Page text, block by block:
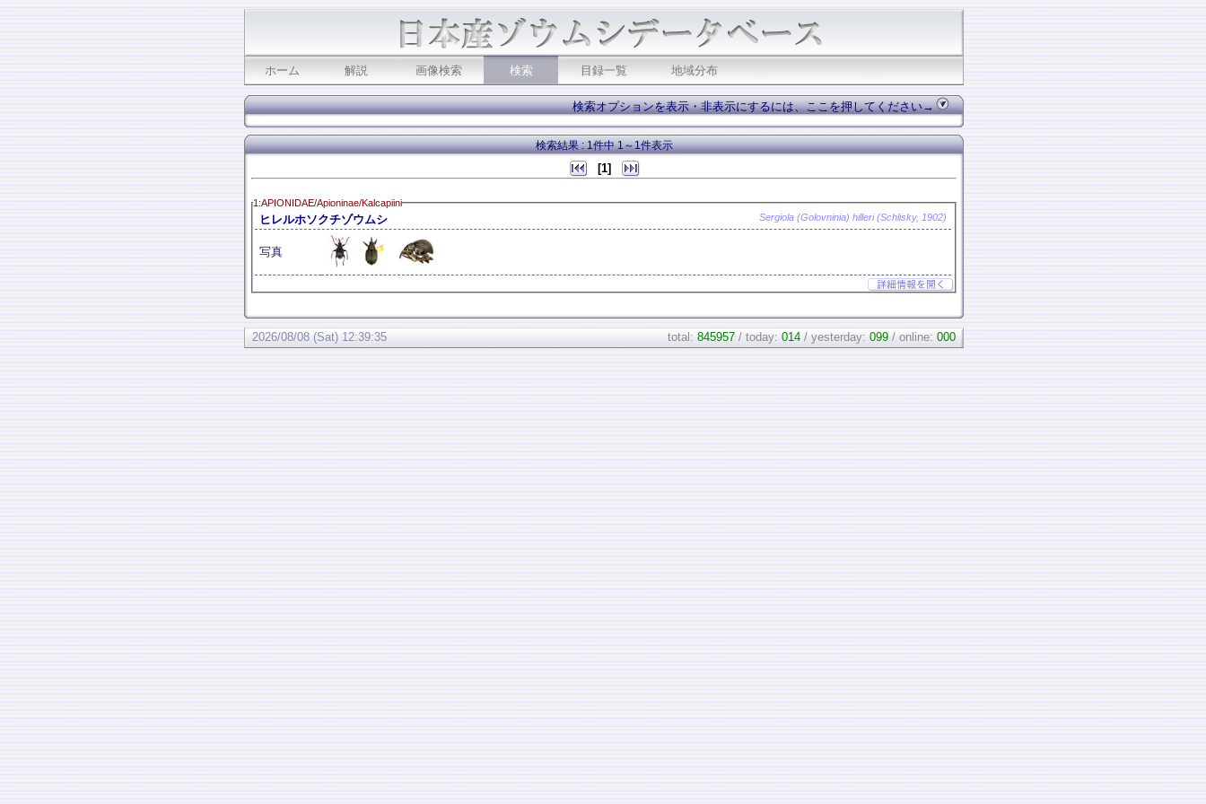
ホーム 解説 画像検索 検索 目録一覧 地域分布
検索オプションを表示・非表示にするには、ここを押してください→
検索結果 : 1件中 1～1件表示
[1]
1:APIONIDAE/Apioninae/Kalcapiini
ヒレルホソクチゾウムシ Sergiola (Golovninia) hilleri (Schlisky, 1902)
写真
2026/08/08 (Sat) 12:39:35 total: 845957 / today: 014 / yesterday: 099 / online: 000